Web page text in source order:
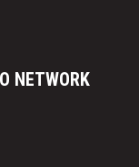
NETWORK